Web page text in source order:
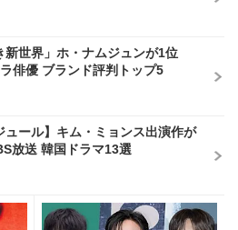
新世界」ホ・ナムジュンが1位
俳優 ブランド評判トップ5
ュール】キム・ミョンス出演作が
放送 韓国ドラマ13選